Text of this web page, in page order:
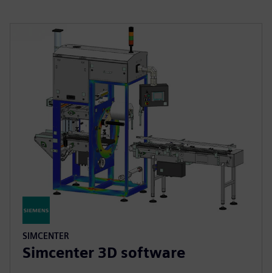
SIMCENTER
Simcenter 3D software